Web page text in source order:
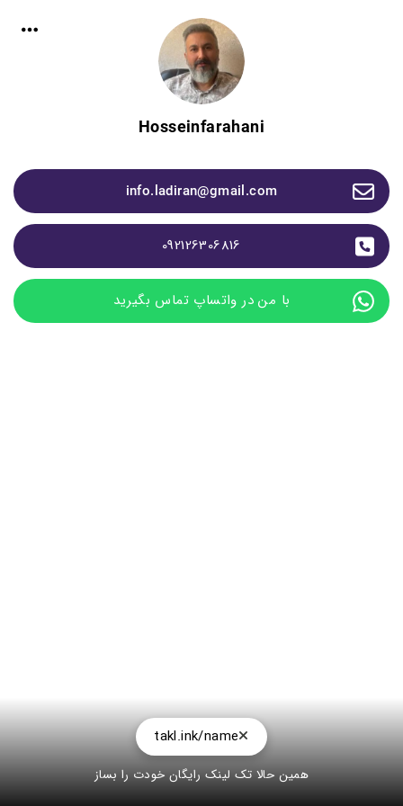
Hosseinfarahani
info.ladiran@gmail.com
092126306816
با من در واتساپ تماس بگیرید
takl.ink/name
همین حالا تک لینک رایگان خودت را بساز